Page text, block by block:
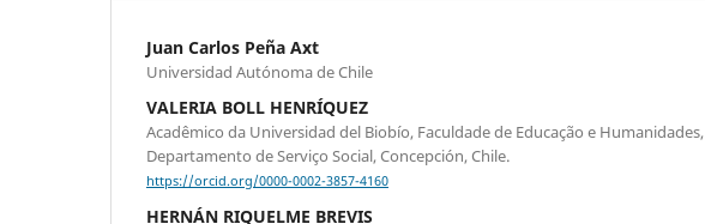
Juan Carlos Peña Axt
Universidad Autónoma de Chile
VALERIA BOLL HENRÍQUEZ
Acadêmico da Universidad del Biobío, Faculdade de Educação e Humanidades,
Departamento de Serviço Social, Concepción, Chile.
https://orcid.org/0000-0002-3857-4160
HERNÁN RIQUELME BREVIS